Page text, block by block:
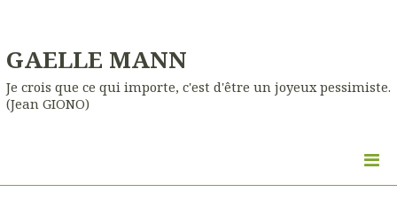
GAELLE MANN
Je crois que ce qui importe, c'est d'être un joyeux pessimiste.
(Jean GIONO)